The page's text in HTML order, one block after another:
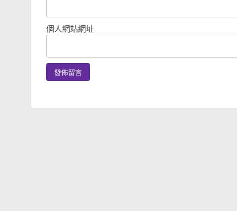
個人網站網址